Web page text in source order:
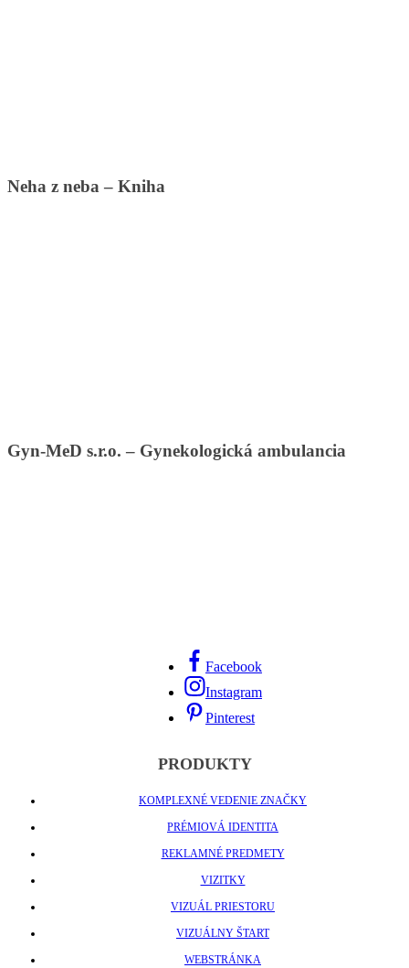
Neha z neba – Kniha
Gyn-MeD s.r.o. – Gynekologická ambulancia
Facebook
Instagram
Pinterest
PRODUKTY
KOMPLEXNÉ VEDENIE ZNAČKY
PRÉMIOVÁ IDENTITA
REKLAMNÉ PREDMETY
VIZITKY
VIZUÁL PRIESTORU
VIZUÁLNY ŠTART
WEBSTRÁNKA